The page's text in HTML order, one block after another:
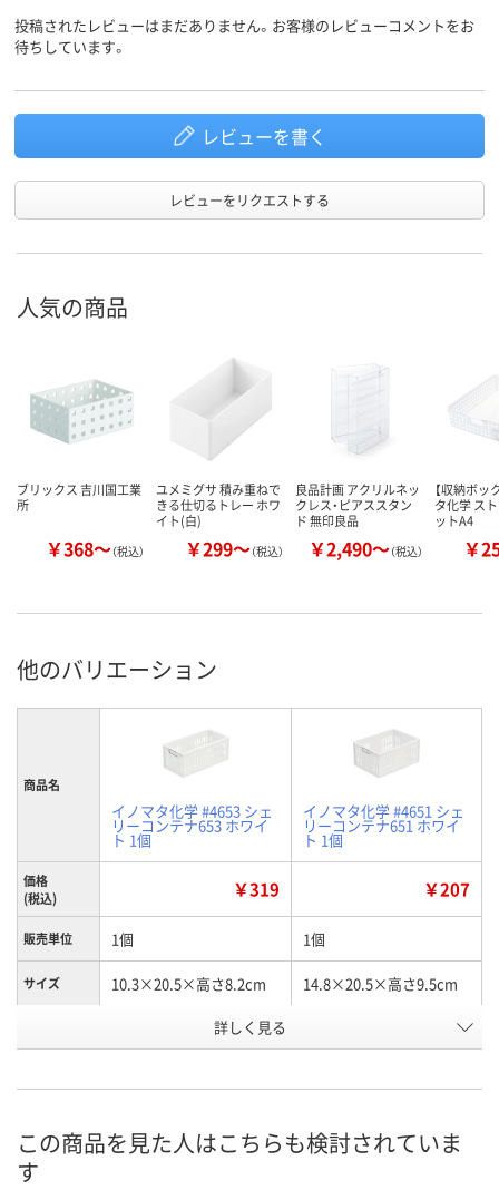
投稿されたレビューはまだありません。お客様のレビューコメントをお
待ちしています。
レビューを書く
レビューをリクエストする
人気の商品
ブリックス 吉川国工業
所
￥368～（税込）
ユメミグサ 積み重ねで
きる仕切るトレー ホワ
イト(白)
￥299～（税込）
良品計画 アクリルネッ
クレス・ピアススタン
ド 無印良品
￥2,490～（税込）
【収納ボッ
タ化学 ス
ットA4
￥
他のバリエーション
商品名
イノマタ化学 #4653 シェ
リーコンテナ653 ホワイ
ト 1個
イノマタ化学 #4651 シェ
リーコンテナ651 ホワイ
ト 1個
価格
(税込)
￥319 ￥207
販売単位 1個 1個
サイズ 10.3×20.5×高さ8.2cm 14.8×20.5×高さ9.5cm
お届け日
詳しく見る
この商品を見た人はこちらも検討されていま
す